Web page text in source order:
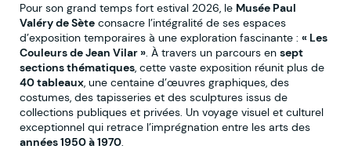
Pour son grand temps fort estival 2026, le Musée Paul
Valéry de Sète consacre l’intégralité de ses espaces
d’exposition temporaires à une exploration fascinante : « Les
Couleurs de Jean Vilar ». À travers un parcours en sept
sections thématiques, cette vaste exposition réunit plus de
40 tableaux, une centaine d’œuvres graphiques, des
costumes, des tapisseries et des sculptures issus de
collections publiques et privées. Un voyage visuel et culturel
exceptionnel qui retrace l’imprégnation entre les arts des
années 1950 à 1970.